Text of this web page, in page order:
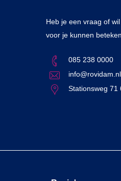
Heb je een vraag of
voor je kunnen
085 238 0000
info@rovidam.nl
Stationsweg 71